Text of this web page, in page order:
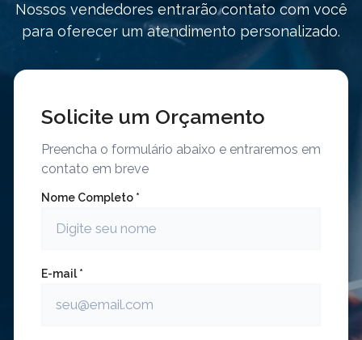
Nossos vendedores entrarão contato com você
para oferecer um atendimento personalizado.
Solicite um Orçamento
Preencha o formulário abaixo e entraremos em
contato em breve
Nome Completo *
E-mail *